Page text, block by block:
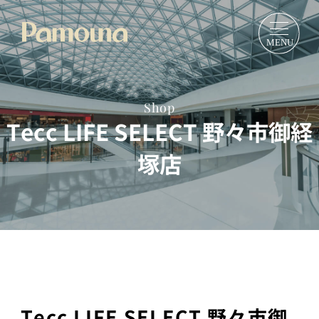
Shop
Tecc LIFE SELECT 野々市御経
塚店